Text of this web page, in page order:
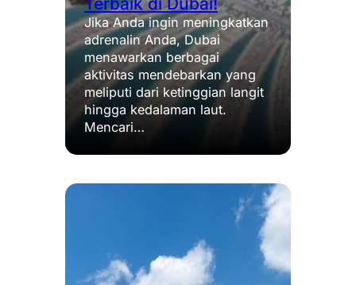
Jika Anda ingin meningkatkan
adrenalin Anda, Dubai
menawarkan berbagai
aktivitas mendebarkan yang
meliputi dari ketinggian langit
hingga kedalaman laut.
Mencari…